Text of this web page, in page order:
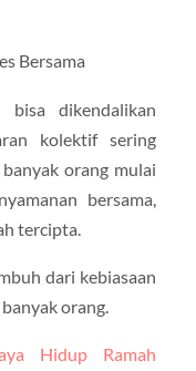
Bersama
bisa dikendalikan
kolektif sering
orang mulai
bersama,
tercipta.
dari kebiasaan
orang.
Hidup Ramah